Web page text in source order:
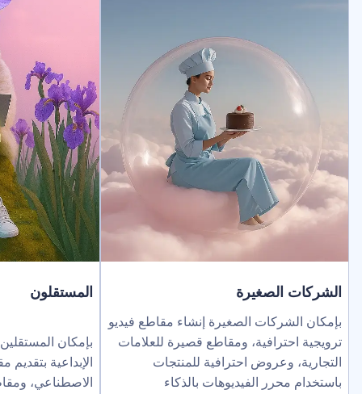
الصغيرة إنشاء مقاطع فيديو
ومقاطع قصيرة للعلامات
احترافية للمنتجات
الفيديوهات بالذكاء
بإمكان المستقلين توسيع نطاق
الإبداعية بتقديم مقاطع فيديو
الاصطناعي، ومقاطع إرشادية،